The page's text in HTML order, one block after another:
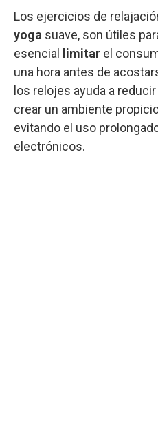
Los ejercicios de
yoga suave, son útiles
esencial
limitar el
una hora antes de
los relojes ayuda a
crear un ambiente
evitando el uso
electrónicos.